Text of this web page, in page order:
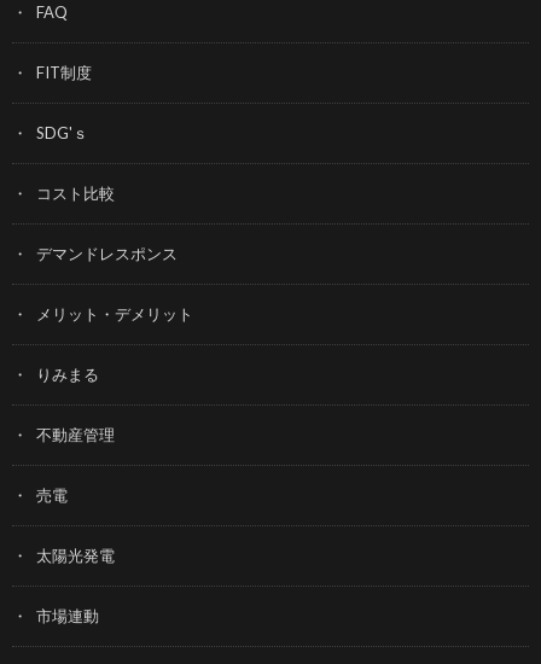
FAQ
FIT制度
SDG'ｓ
コスト比較
デマンドレスポンス
メリット・デメリット
りみまる
不動産管理
売電
太陽光発電
市場連動